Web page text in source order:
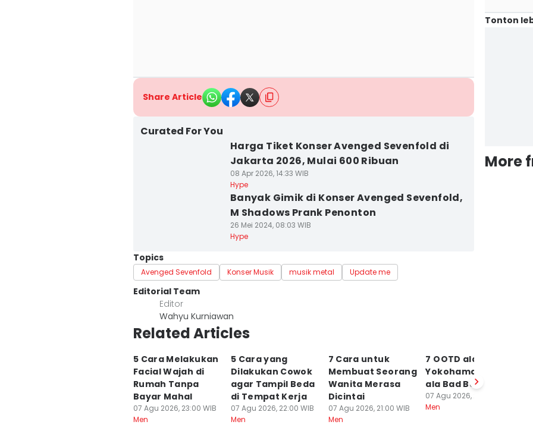
Share Article
Curated For You
Harga Tiket Konser Avenged Sevenfold di
Jakarta 2026, Mulai 600 Ribuan
08 Apr 2026, 14:33 WIB
Hype
Banyak Gimik di Konser Avenged Sevenfold,
M Shadows Prank Penonton
26 Mei 2024, 08:03 WIB
Hype
Topics
Avenged Sevenfold Konser Musik musik metal Update me
Editorial Team
Editor
Wahyu Kurniawan
Related Articles
5 Cara Melakukan
Facial Wajah di
Rumah Tanpa
Bayar Mahal
07 Agu 2026, 23:00 WIB
Men
5 Cara yang
Dilakukan Cowok
agar Tampil Beda
di Tempat Kerja
07 Agu 2026, 22:00 WIB
Men
7 Cara untuk
Membuat Seorang
Wanita Merasa
Dicintai
07 Agu 2026, 21:00 WIB
Men
7 OOTD ala Ryusei
Yokohama, Cool
ala Bad Boy!
07 Agu 2026, 20:25 WIB
Men
Tonton
More